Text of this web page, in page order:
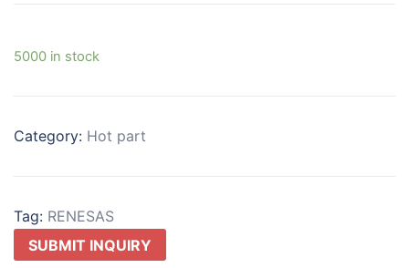
5000 in stock
Category: Hot part
Tag: RENESAS
SUBMIT INQUIRY